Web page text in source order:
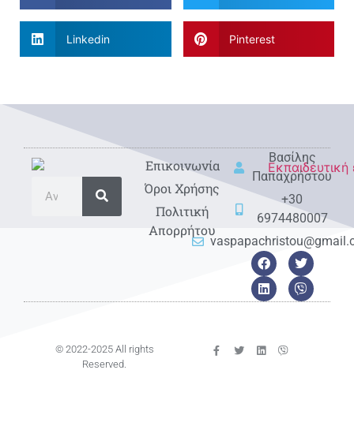
Linkedin Pinterest
Eπικοινωνία
Όροι Χρήσης
Πολιτική
Απορρήτου
Βασίλης
Παπαχρήστου
+30
6974480007
© 2022-2025 All rights
Reserved.